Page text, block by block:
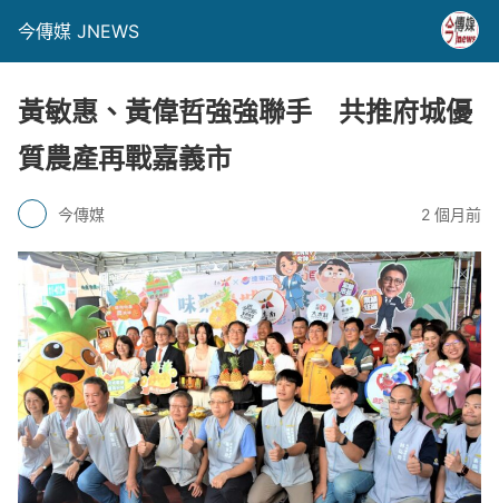
今傳媒 JNEWS
黃敏惠、黃偉哲強強聯手 共推府城優
質農產再戰嘉義市
今傳媒 2 個月前